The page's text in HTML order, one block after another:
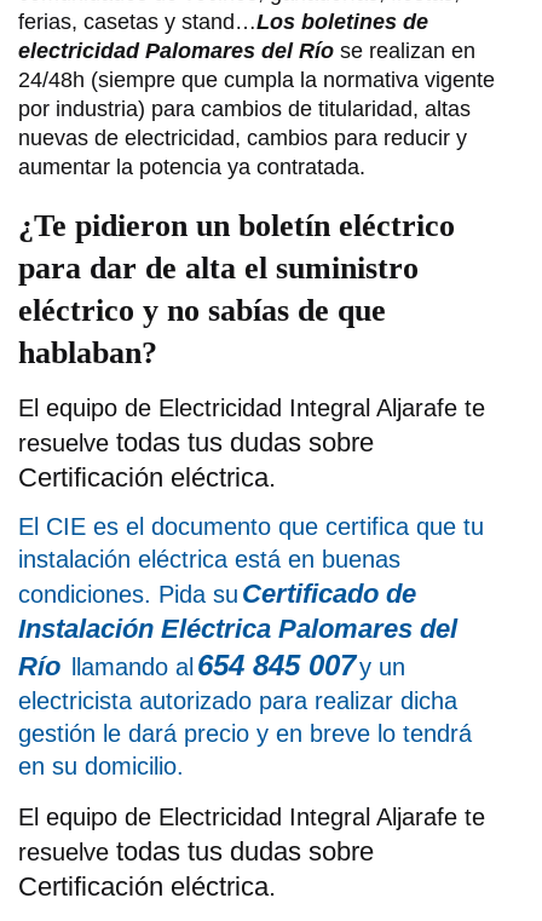
ferias, casetas y stand…Los boletines de
electricidad Palomares del Río se realizan en
24/48h (siempre que cumpla la normativa vigente
por industria) para cambios de titularidad, altas
nuevas de electricidad, cambios para reducir y
aumentar la potencia ya contratada.
¿Te pidieron un boletín eléctrico
para dar de alta el suministro
eléctrico y no sabías de que
hablaban?
El equipo de Electricidad Integral Aljarafe te
resuelve todas tus dudas sobre
Certificación eléctrica.
El CIE es el documento que certifica que tu
instalación eléctrica está en buenas
condiciones. Pida su Certificado de
Instalación Eléctrica Palomares del
Río
llamando al 654 845 007y un
electricista autorizado para realizar dicha
gestión le dará precio y en breve lo tendrá
en su domicilio.
El equipo de Electricidad Integral Aljarafe te
resuelve todas tus dudas sobre
Certificación eléctrica.